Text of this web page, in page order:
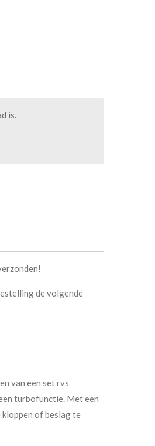
is.
de volgende
van een set rvs
turbofunctie. Met een
of beslag te